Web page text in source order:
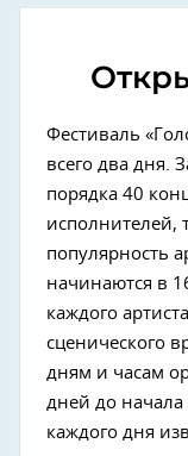
Фестиваль
всего два дня.
порядка 40
исполнителей,
популярность
начинаются в
каждого
сценического
дням и часам
дней до
каждого дня